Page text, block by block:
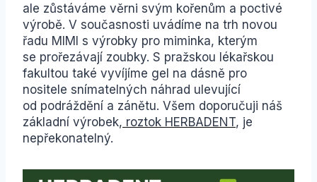
ale zůstáváme věrni svým kořenům a poctivé
výrobě. V současnosti uvádíme na trh novou
řadu MIMI s výrobky pro miminka, kterým
se prořezávají zoubky. S pražskou lékařskou
fakultou také vyvíjíme gel na dásně pro
nositele snímatelných náhrad ulevující
od podráždění a zánětu. Všem doporučuji náš
základní výrobek, roztok HERBADENT, je
nepřekonatelný.